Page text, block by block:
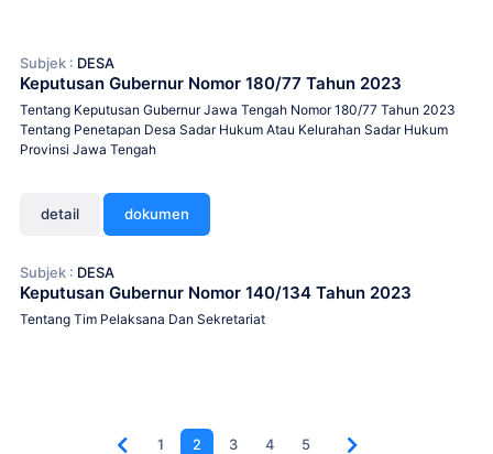
Subjek : DESA
Keputusan Gubernur Nomor 180/77 Tahun 2023
Tentang Keputusan Gubernur Jawa Tengah Nomor 180/77 Tahun 2023
Tentang Penetapan Desa Sadar Hukum Atau Kelurahan Sadar Hukum
Provinsi Jawa Tengah
detail dokumen
Subjek : DESA
Keputusan Gubernur Nomor 140/134 Tahun 2023
Tentang Tim Pelaksana Dan Sekretariat
1 2 3 4 5